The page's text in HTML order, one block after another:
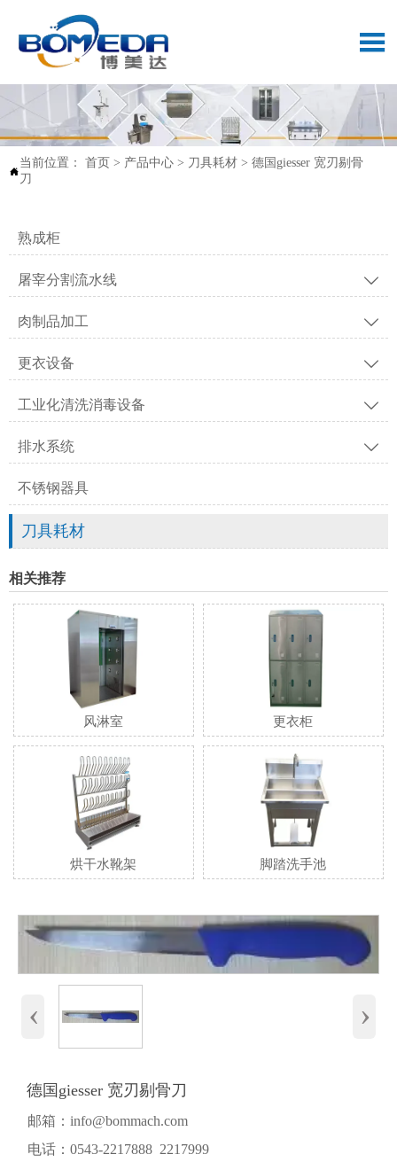


当前位置： 首页 > 产品中心 > 刀具耗材 > 德国giesser 宽刃剔骨
刀
熟成柜
屠宰分割流水线 
肉制品加工 
更衣设备 
工业化清洗消毒设备 
排水系统 
不锈钢器具
刀具耗材
相关推荐
风淋室 更衣柜
烘干水靴架 脚踏洗手池
‹ ›
德国giesser 宽刃剔骨刀
邮箱：info@bommach.com
电话：0543-2217888 2217999